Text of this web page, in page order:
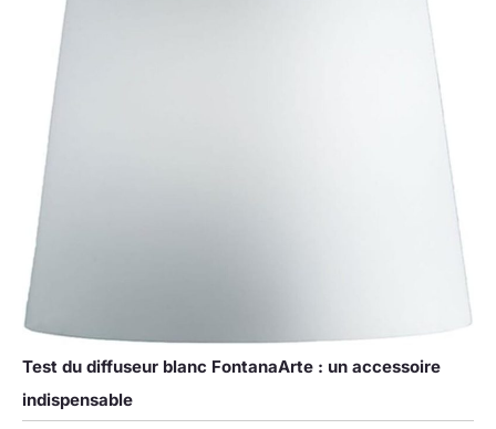
Test du diffuseur blanc FontanaArte : un accessoire
indispensable